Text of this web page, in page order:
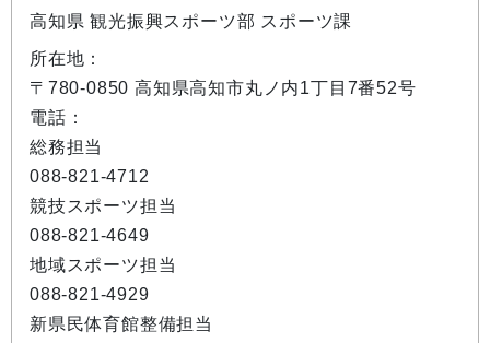
高知県 観光振興スポーツ部 スポーツ課
所在地：
〒780-0850 高知県高知市丸ノ内1丁目7番52号
電話：
総務担当
088-821-4712
競技スポーツ担当
088-821-4649
地域スポーツ担当
088-821-4929
新県民体育館整備担当